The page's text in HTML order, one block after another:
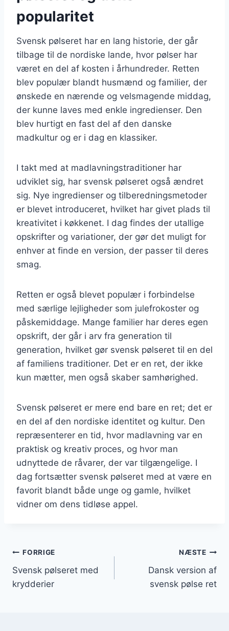
popularitet
Svensk pølseret har en lang historie, der går
tilbage til de nordiske lande, hvor pølser har
været en del af kosten i århundreder. Retten
blev populær blandt husmænd og familier, der
ønskede en nærende og velsmagende middag,
der kunne laves med enkle ingredienser. Den
blev hurtigt en fast del af den danske
madkultur og er i dag en klassiker.
I takt med at madlavningstraditioner har
udviklet sig, har svensk pølseret også ændret
sig. Nye ingredienser og tilberedningsmetoder
er blevet introduceret, hvilket har givet plads til
kreativitet i køkkenet. I dag findes der utallige
opskrifter og variationer, der gør det muligt for
enhver at finde en version, der passer til deres
smag.
Retten er også blevet populær i forbindelse
med særlige lejligheder som julefrokoster og
påskemiddage. Mange familier har deres egen
opskrift, der går i arv fra generation til
generation, hvilket gør svensk pølseret til en del
af familiens traditioner. Det er en ret, der ikke
kun mætter, men også skaber samhørighed.
Svensk pølseret er mere end bare en ret; det er
en del af den nordiske identitet og kultur. Den
repræsenterer en tid, hvor madlavning var en
praktisk og kreativ proces, og hvor man
udnyttede de råvarer, der var tilgængelige. I
dag fortsætter svensk pølseret med at være en
favorit blandt både unge og gamle, hvilket
vidner om dens tidløse appel.
Indlægsnavigation
FORRIGE
Svensk pølseret med
krydderier
NÆSTE
Dansk version af
svensk pølse ret